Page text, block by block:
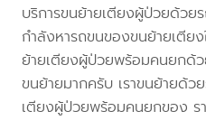
บริการขนย้ายเตียงผู้ป่วยด้วย
กำลังหารถขนของขนย้ายเตีย
ย้ายเตียงผู้ป่วยพร้อมคนยกด้
ขนย้ายมากครับ เราขนย้ายด้ว
เตียงผู้ป่วยพร้อมคนยกของ ร